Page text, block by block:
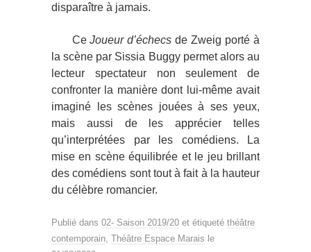
disparaître à jamais.
CeJoueur d’échecs de Zweig porté à
la scène par Sissia Buggy permet alors au
lecteur spectateur non seulement de
confronter la manière dont lui-même avait
imaginé les scènes jouées à ses yeux,
mais aussi de les apprécier telles
qu’interprétées par les comédiens. La
mise en scène équilibrée et le jeu brillant
des comédiens sont tout à fait à la hauteur
du célèbre romancier.
Publié dans 02- Saison 2019/20 et étiqueté théâtre
contemporain Théâtre Espace Marais le